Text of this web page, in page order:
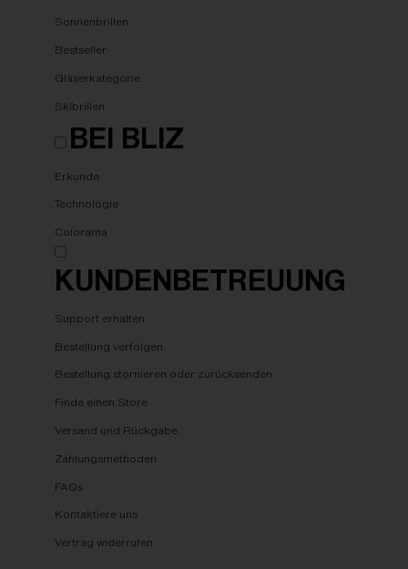
Sonnenbrillen
Bestseller
Gläserkategorie
Skibrillen
BEI BLIZ
Erkunde
Technologie
Colorama
KUNDENBETREUUNG
Support erhalten
Bestellung verfolgen
Bestellung stornieren oder zurücksenden
Finde einen Store
Versand und Rückgabe
Zahlungsmethoden
FAQs
Kontaktiere uns
Vertrag widerrufen